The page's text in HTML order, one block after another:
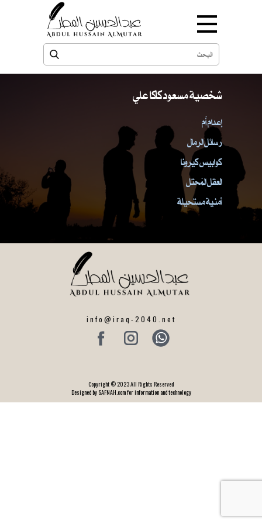
شخصية مسعود كاكا علي
إعدام أُم
رسائل الرمال
كوابيس كيرونا
العقل المُحتل
أمنية مستحيلة
info@iraq-2040.net
Copyright © 2023 All Rights Reserved
Designed by SAFNAH.com for information and technology